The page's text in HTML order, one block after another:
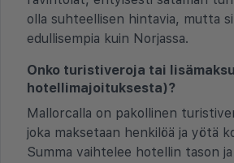
olla suhteellisen hintavia, mutta
edullisempia kuin Norjassa.
Onko turistiveroja tai
hotellimajoituksesta)?
Mallorcalla on pakollinen
joka maksetaan henkilöä ja yötä
Summa vaihtelee hotellin tason